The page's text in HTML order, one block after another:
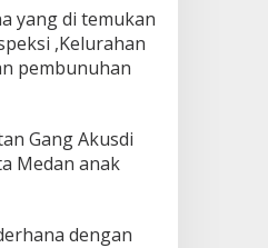
yang di temukan
,Kelurahan
pembunuhan
Gang Akusdi
Medan anak
dengan